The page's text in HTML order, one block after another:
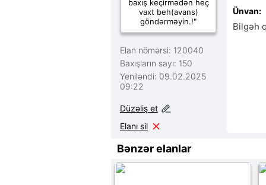
baxış keçirmədən heç
vaxt beh(avans)
göndərməyin.!"
Elan nömərsi: 120040
Baxışların sayı: 150
Yeniləndi: 09.02.2025
09:22
Düzəliş et
Elanı sil
Ünvan:
Bilgəh
Bənzər elanlar